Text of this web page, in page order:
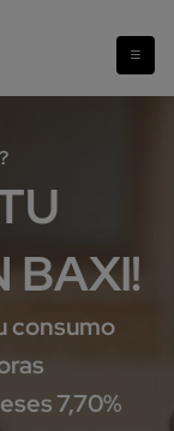
BAXI!
consumo
7,70%